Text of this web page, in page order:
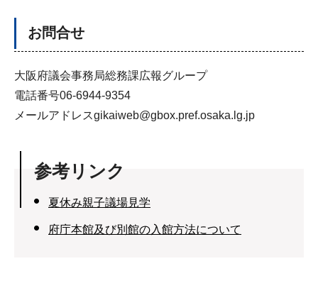
お問合せ
大阪府議会事務局総務課広報グループ
電話番号06-6944-9354
メールアドレスgikaiweb@gbox.pref.osaka.lg.jp
参考リンク
夏休み親子議場見学
府庁本館及び別館の入館方法について